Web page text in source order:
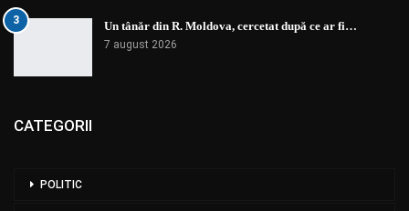
3 Un tânăr din R. Moldova, cercetat după ce ar fi…
7 august 2026
CATEGORII
POLITIC